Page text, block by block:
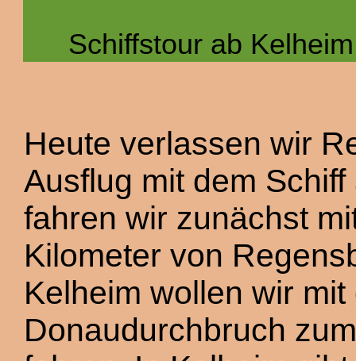
Schiffstour ab
Heute verlassen wir
Ausflug mit dem
fahren wir zunächst
Kilometer von
Kelheim wollen wir
Donaudurchbruch